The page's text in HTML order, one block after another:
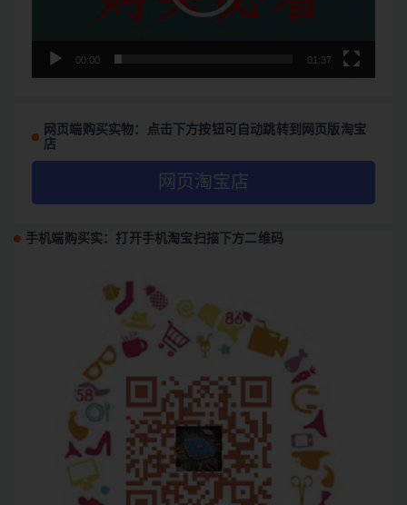
00:00 01:37
网页端购买实物：点击下方按钮可自动跳转到网页版淘宝
店
网页淘宝店
手机端购买实：打开手机淘宝扫描下方二维码